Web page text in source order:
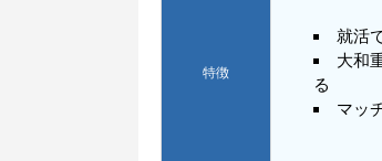
特徴
就活
大和
る
マッ